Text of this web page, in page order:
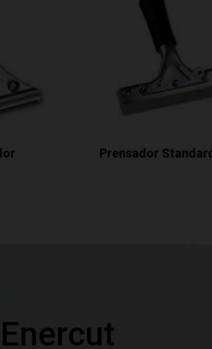
Prensador
Enercut